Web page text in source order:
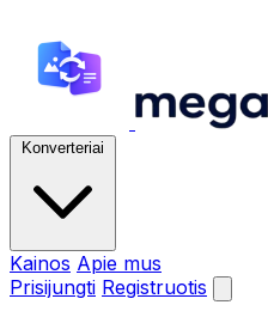
Konverteriai
Kainos Apie mus
Prisijungti Registruotis